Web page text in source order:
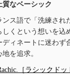
質なベーシック
ンス語で「洗練され
しくという想いを込
ディネートに迷わず
地を追求。
［ラシックドッ